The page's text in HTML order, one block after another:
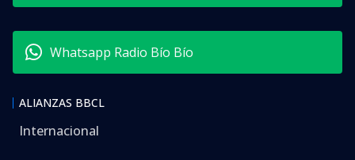
Whatsapp Radio Bío Bío
ALIANZAS BBCL
Internacional